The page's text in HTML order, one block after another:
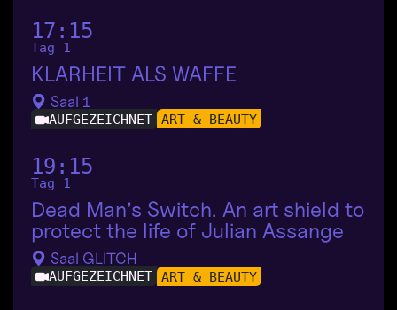
17:15
Tag 1
KLARHEIT ALS WAFFE
Saal 1
AUFGEZEICHNET ART & BEAUTY
19:15
Tag 1
Dead Man’s Switch. An art shield to
protect the life of Julian Assange
Saal GLITCH
AUFGEZEICHNET ART & BEAUTY